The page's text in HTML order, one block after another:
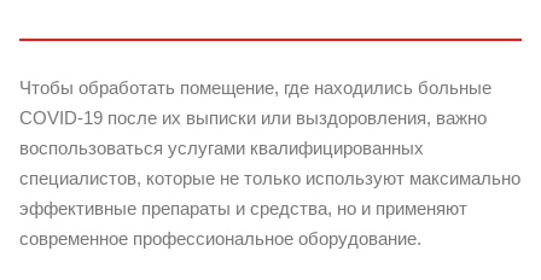
Чтобы обработать помещение, где находились больные
COVID-19 после их выписки или выздоровления, важно
воспользоваться услугами квалифицированных
специалистов, которые не только используют максимально
эффективные препараты и средства, но и применяют
современное профессиональное оборудование.